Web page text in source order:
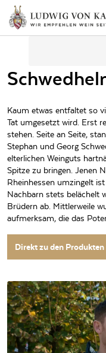
Kaum etwas entfaltet so
Tat umgesetzt wird. Erst
stehen. Seite an Seite,
Stephan und Georg
elterlichen Weinguts
Spitze zu bringen. Jenen
Rheinhessen umzingelt
Nachbarn stets belächelt
Brüdern ab. Mittlerweile
aufmerksam, die das
Direkt zu den Produkten